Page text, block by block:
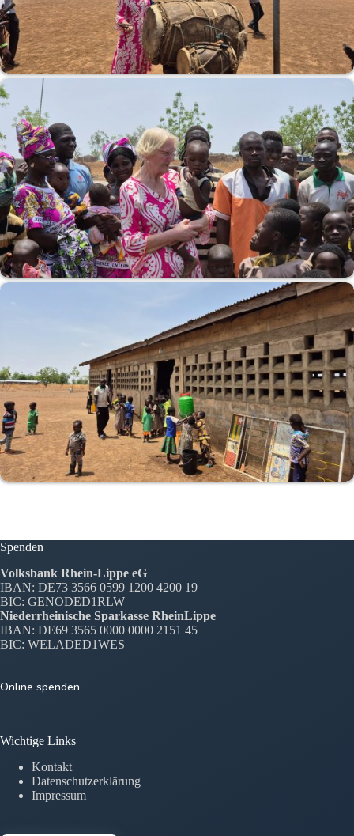
Spenden
Volksbank Rhein-Lippe eG
IBAN: DE73 3566 0599 1200 4200 19
BIC: GENODED1RLW
Niederrheinische Sparkasse RheinLippe
IBAN: DE69 3565 0000 0000 2151 45
BIC: WELADED1WES
Online spenden
Wichtige Links
Kontakt
Datenschutzerklärung
Impressum